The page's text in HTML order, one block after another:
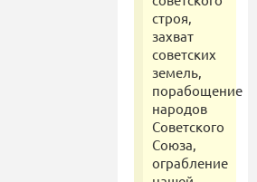
строя,
захват
советских
земель,
порабощение
народов
Советского
Союза,
ограбление